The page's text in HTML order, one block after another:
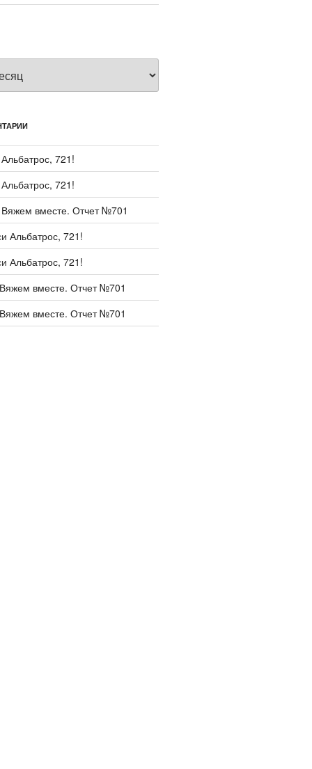
Альбатрос, 721!
Альбатрос, 721!
Вяжем вместе. Отчет №701
Альбатрос, 721!
Альбатрос, 721!
вместе. Отчет №701
вместе. Отчет №701